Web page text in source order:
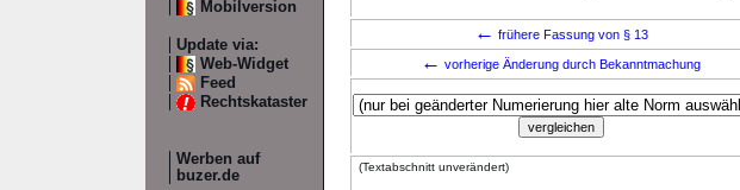
Mobilversion
Update via:
Web-Widget
Feed
Rechtskataster
Werben auf
buzer.de
← frühere Fassung von § 13
← vorherige Änderung durch Bekanntmachung
(Textabschnitt unverändert)